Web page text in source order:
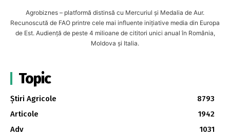
Agrobiznes – platformă distinsă cu Mercuriul și Medalia de Aur.
Recunoscută de FAO printre cele mai influente inițiative media din Europa
de Est. Audiență de peste 4 milioane de cititori unici anual în România,
Moldova și Italia.
Topic
Știri Agricole
8793
Articole
1942
Adv
1031